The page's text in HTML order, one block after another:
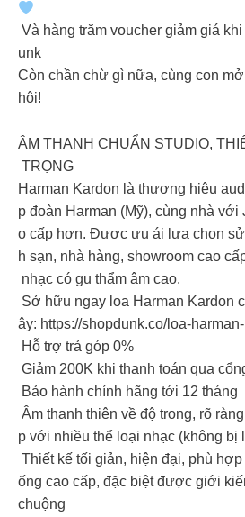
Và hàng trăm voucher giảm giá
unk
Còn chần chừ gì nữa, cùng con
hôi!
ÂM THANH CHUẨN STUDIO,
TRỌNG
Harman Kardon là thương hiệu
p đoàn Harman (Mỹ), cùng nhà
o cấp hơn. Được ưu ái lựa chọn
h sạn, nhà hàng, showroom cao
nhạc có gu thẩm âm cao.
Sở hữu ngay loa Harman Kardon
ây: https://shopdunk.co/loa-
Hỗ trợ trả góp 0%
Giảm 200K khi thanh toán qua
Bảo hành chính hãng tới 12 tháng
Âm thanh thiên về độ trong, rõ
p với nhiều thể loại nhạc (không bị
Thiết kế tối giản, hiện đại, phù
ống cao cấp, đặc biệt được giới
chuộng